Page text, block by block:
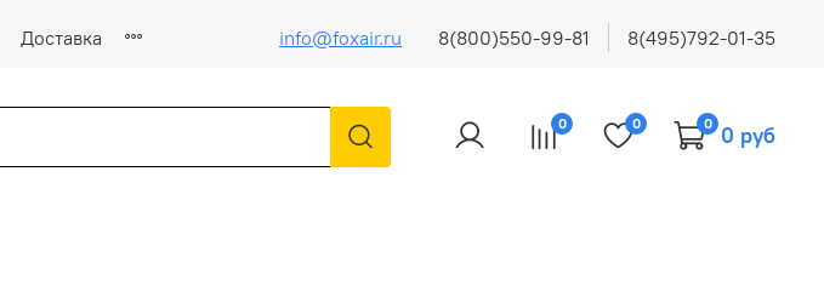
Доставка info@foxair.ru 8(800)550-99-81 8(495)792-01-35
0 0 0 0 руб